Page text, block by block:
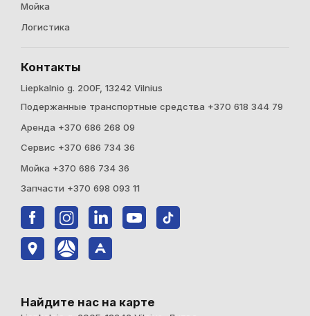
Мойка
Логистика
Контакты
Liepkalnio g. 200F, 13242 Vilnius
Подержанные транспортные средства +370 618 344 79
Аренда +370 686 268 09
Cервис +370 686 734 36
Мойка +370 686 734 36
Запчасти +370 698 093 11
Найдите нас на карте